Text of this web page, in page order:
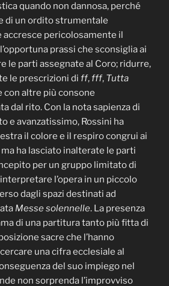
quando non dannosa, perché
di un ordito strumentale
accresce pericolosamente il
prassi che sconsiglia ai
le parti assegnate al Coro; ridurre,
le prescrizioni di ff,fff, Tutta
con altre più consone
dal rito. Con la nota sapienza di
e avanzatissimo, Rossini ha
il colore e il respiro congrui ai
ha lasciato inalterate le parti
per un gruppo limitato di
l’opera in un piccolo
dagli spazi destinati ad
Messe solennelle. La presenza
di una partitura tanto più fitta di
sacre che l’hanno
una cifra ecclesiale al
del suo impiego nel
non sorprenda l’improvviso